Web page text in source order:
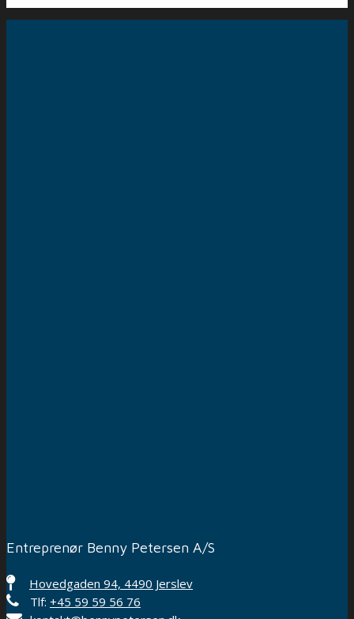
Entreprenør Benny Petersen A/S
Hovedgaden 94, 4490 Jerslev
Tlf: +45 59 59 56 76